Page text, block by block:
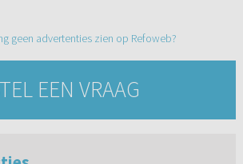
geen advertenties zien op Refoweb?
EEN VRAAG